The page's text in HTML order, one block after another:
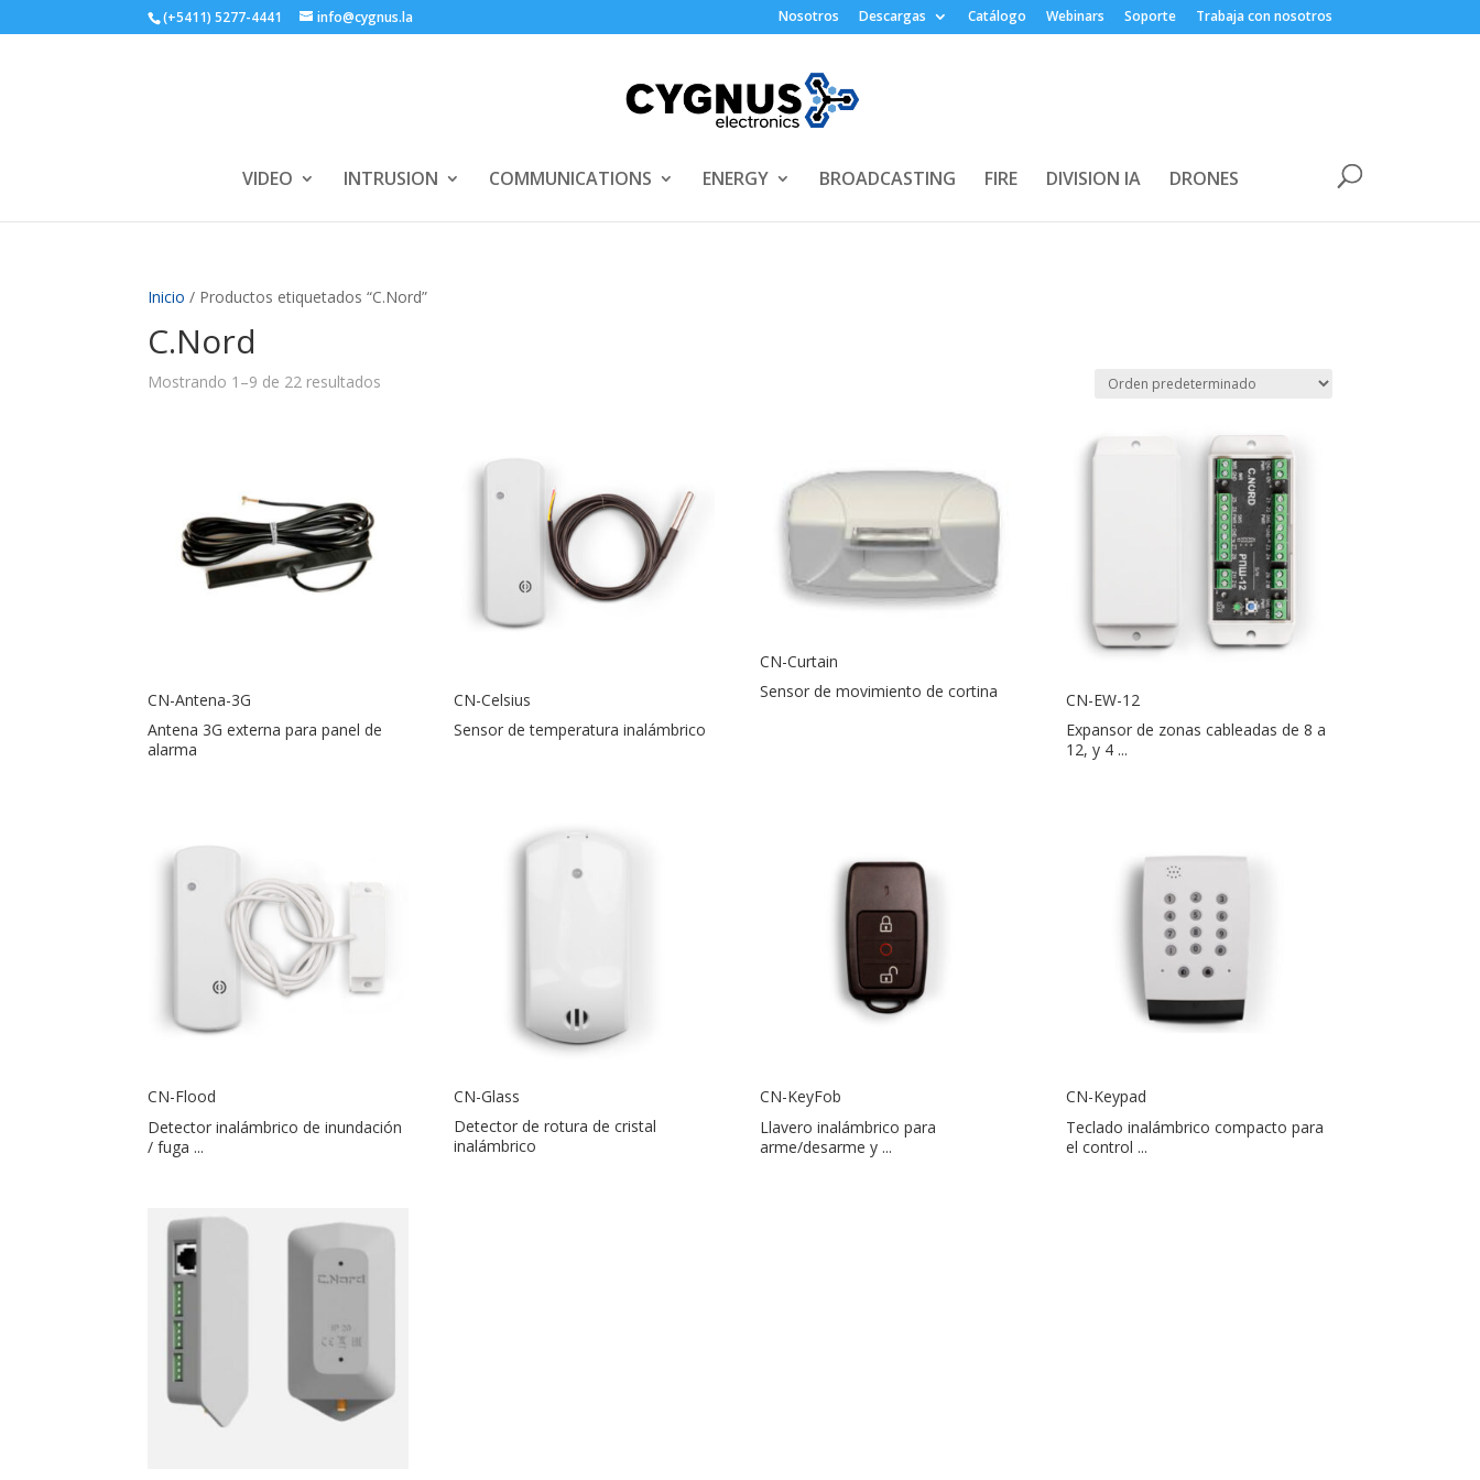
(+5411) 5277-4441 info@cygnus.la Nosotros Descargas Catálogo Webinars Soporte Trabaja con nosotros
VIDEO INTRUSION COMMUNICATIONS ENERGY BROADCASTING FIRE DIVISION IA DRONES
Inicio / Productos etiquetados “C.Nord”
C.Nord
Mostrando 1–9 de 22 resultados
CN-Antena-3G
Antena 3G externa para panel de
alarma
CN-Celsius
Sensor de temperatura inalámbrico
CN-Curtain
Sensor de movimiento de cortina
CN-EW-12
Expansor de zonas cableadas de 8 a
12, y 4 ...
CN-Flood
Detector inalámbrico de inundación
/ fuga ...
CN-Glass
Detector de rotura de cristal
inalámbrico
CN-KeyFob
Llavero inalámbrico para
arme/desarme y ...
CN-Keypad
Teclado inalámbrico compacto para
el control ...